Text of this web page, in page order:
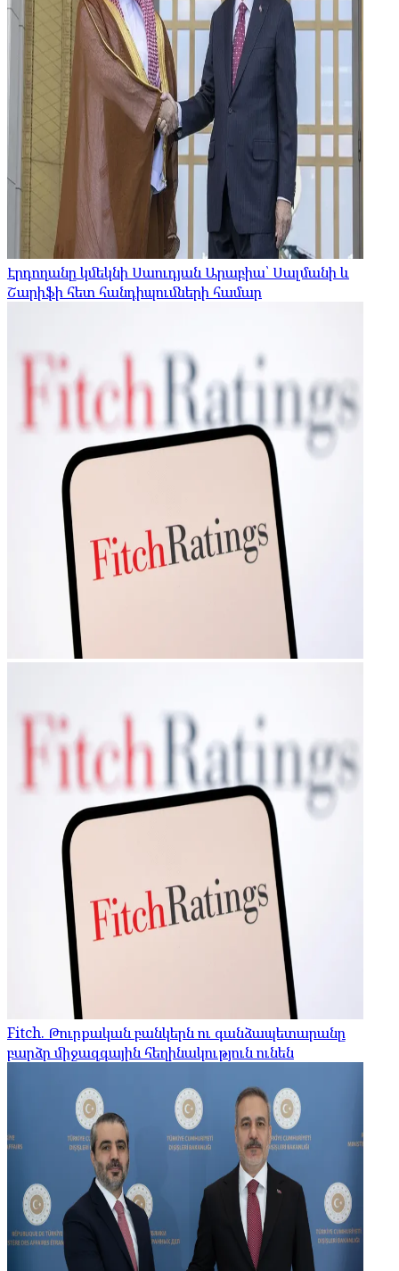
Էրդողանը կմեկնի Սաուդյան Արաբիա՝ Սալմանի և
Շարիֆի հետ հանդիպումների համար
Fitch. Թուրքական բանկերն ու գանձապետարանը
բարձր միջազգային հեղինակություն ունեն